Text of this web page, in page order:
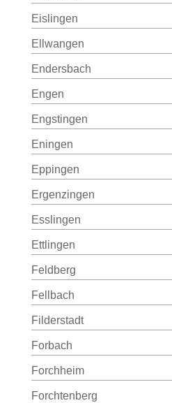
Eislingen
Ellwangen
Endersbach
Engen
Engstingen
Eningen
Eppingen
Ergenzingen
Esslingen
Ettlingen
Feldberg
Fellbach
Filderstadt
Forbach
Forchheim
Forchtenberg